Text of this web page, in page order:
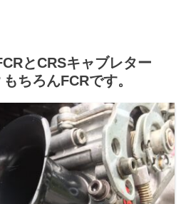
とCRSキャブレター
ちろんFCRです。